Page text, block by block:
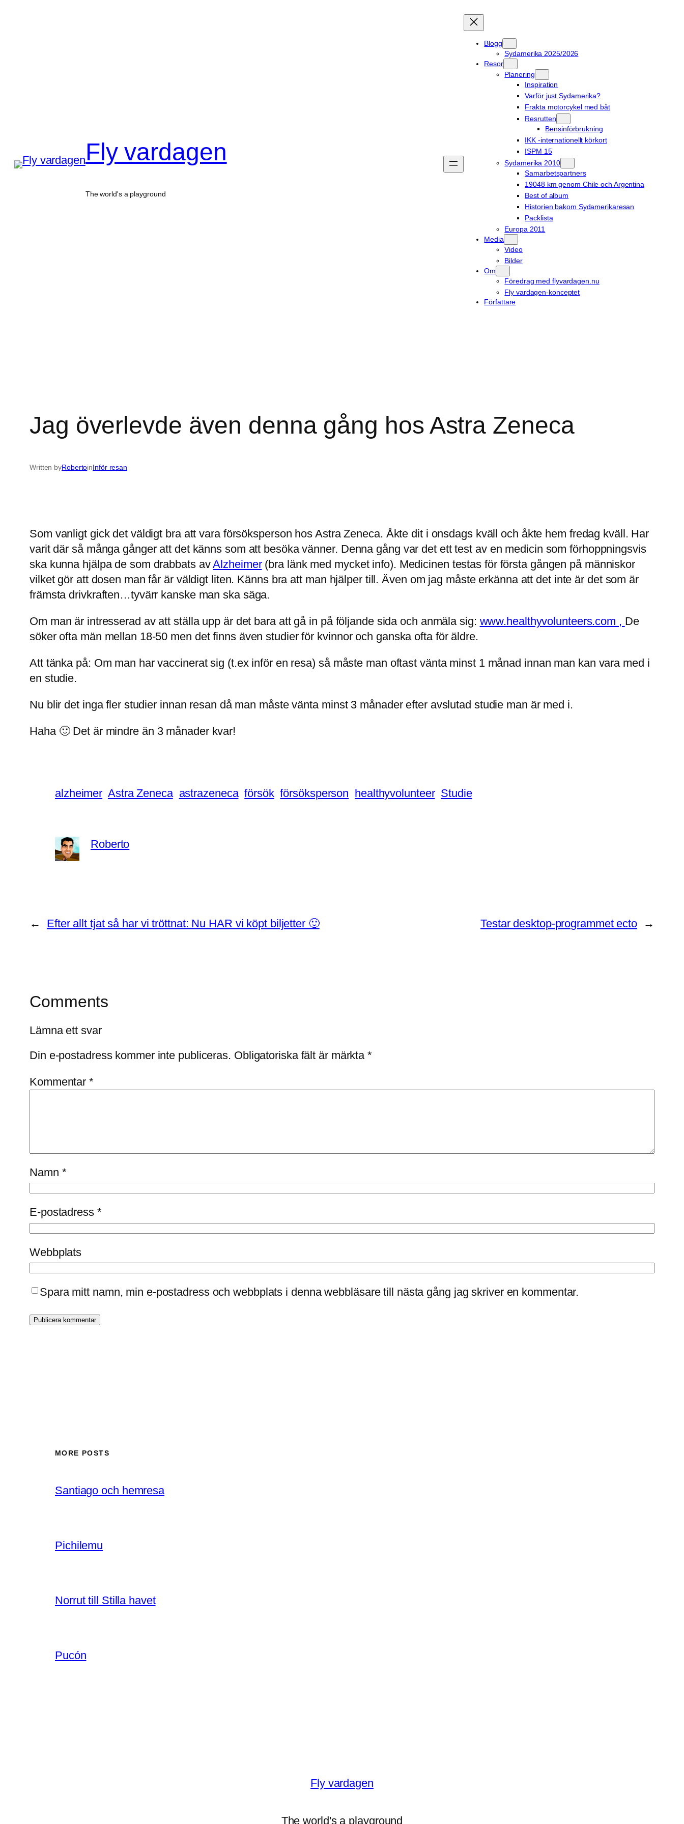
Fly vardagen
The world's a playground
Blogg
Sydamerika 2025/2026
Resor
Planering
Inspiration
Varför just Sydamerika?
Frakta motorcykel med båt
Resrutten
Bensinförbrukning
IKK -internationellt körkort
ISPM 15
Sydamerika 2010
Samarbetspartners
19048 km genom Chile och Argentina
Best of album
Historien bakom Sydamerikaresan
Packlista
Europa 2011
Media
Video
Bilder
Om
Föredrag med flyvardagen.nu
Fly vardagen-konceptet
Författare
Jag överlevde även denna gång hos Astra Zeneca
Written byRobertoinInför resan
Som vanligt gick det väldigt bra att vara försöksperson hos Astra Zeneca. Åkte dit i onsdags kväll och åkte hem fredag kväll. Har
varit där så många gånger att det känns som att besöka vänner. Denna gång var det ett test av en medicin som förhoppningsvis
ska kunna hjälpa de som drabbats avAlzheimer(bra länk med mycket info). Medicinen testas för första gången på människor
vilket gör att dosen man får är väldigt liten. Känns bra att man hjälper till. Även om jag måste erkänna att det inte är det som är
främsta drivkraften…tyvärr kanske man ska säga.
Om man är intresserad av att ställa upp är det bara att gå in på följande sida och anmäla sig: www.healthyvolunteers.com , De
söker ofta män mellan 18-50 men det finns även studier för kvinnor och ganska ofta för äldre.
Att tänka på: Om man har vaccinerat sig (t.ex inför en resa) så måste man oftast vänta minst 1 månad innan man kan vara med i
en studie.
Nu blir det inga fler studier innan resan då man måste vänta minst 3 månader efter avslutad studie man är med i.
Haha 🙂 Det är mindre än 3 månader kvar!
alzheimer Astra Zeneca astrazeneca försök försöksperson healthyvolunteer Studie
Roberto
← Efter allt tjat så har vi tröttnat: Nu HAR vi köpt biljetter 🙂 Testar desktop-programmet ecto →
Comments
Lämna ett svar
Din e-postadress kommer inte publiceras. Obligatoriska fält är märkta*
Kommentar*
Namn *
E-postadress *
Webbplats
Spara mitt namn, min e-postadress och webbplats i denna webbläsare till nästa gång jag skriver en kommentar.
MORE POSTS
Santiago och hemresa
Pichilemu
Norrut till Stilla havet
Pucón
Fly vardagen
The world's a playground